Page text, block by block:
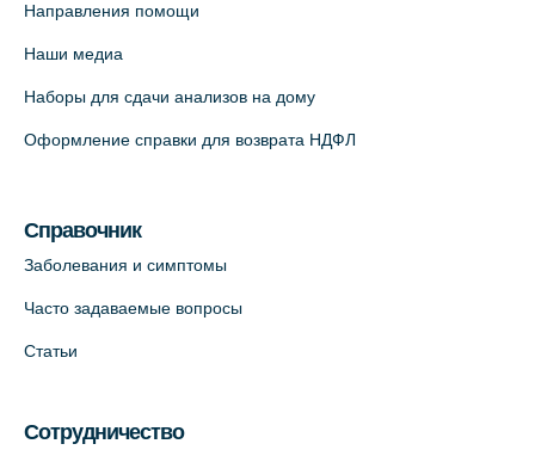
Направления помощи
Наши медиа
Наборы для сдачи анализов на дому
Оформление справки для возврата НДФЛ
Справочник
Заболевания и симптомы
Часто задаваемые вопросы
Статьи
Сотрудничество